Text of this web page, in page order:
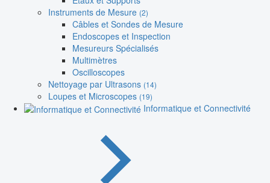
Instruments de Mesure (2)
Câbles et Sondes de Mesure
Endoscopes et Inspection
Mesureurs Spécialisés
Multimètres
Oscilloscopes
Nettoyage par Ultrasons (14)
Loupes et Microscopes (19)
Informatique et Connectivité